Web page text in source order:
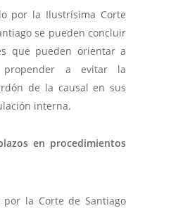
por la Ilustrísima Corte
se pueden concluir
que pueden orientar a
propender a evitar la
de la causal en sus
interna.
en procedimientos
la Corte de Santiago